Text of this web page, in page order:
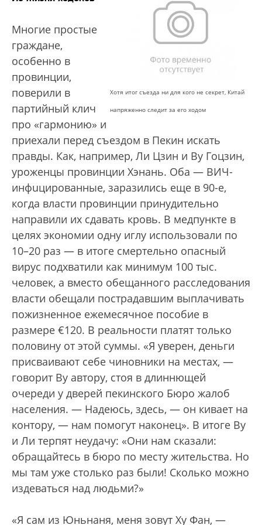
Хотя итог съезда ни для кого не секрет, Китай
напряженно следит за его ходом
Многие простые
граждане,
особенно в
провинции,
поверили в
партийный клич
про «гармонию» и
приехали перед съездом в Пекин искать
правды. Как, например, Ли Цзин и Ву Гоцзин,
уроженцы провинции Хэнань. Оба — ВИЧ-
инфuцированные, заразились еще в 90-е,
когда власти провинции принудительно
направили их сдавать кровь. В медпункте в
целях экономии одну иглу использовали по
10–20 раз — в итоге смертельно опасный
вирус подхватили как минимум 100 тыс.
человек, а вместо обещанного расследования
власти обещали пострадавшим выплачивать
пожизненное ежемесячное пособие в
размере €120. В реальности платят только
половину от этой суммы. «Я уверен, деньги
присваивают себе чиновники на местах, —
говорит Ву автору, стоя в длиннющей
очереди у дверей пекинского Бюро жалоб
населения. — Надеюсь, здесь, — он кивает на
контору, — нам помогут наконец». В итоге Ву
и Ли терпят неудачу: «Они нам сказали:
обращайтесь в бюро по месту жительства. Но
мы там уже столько раз были! Сколько можно
издеваться над людьми?»
«Я сам из Юньнаня, меня зовут Ху Фан, —